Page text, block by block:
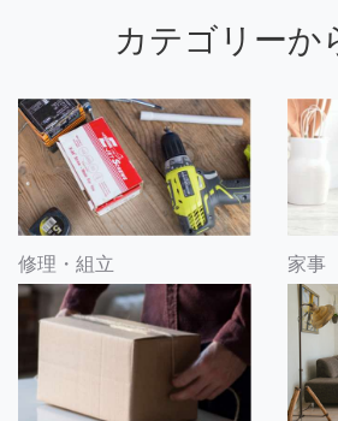
カテゴリーか
修理・組立 家事